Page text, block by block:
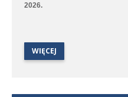
2026.
WIĘCEJ